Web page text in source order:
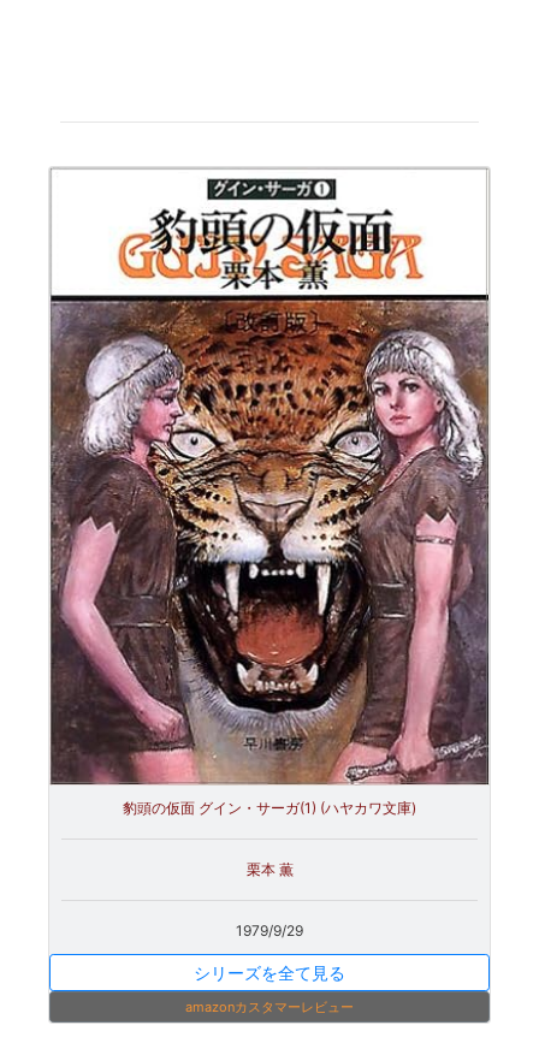
豹頭の仮面 グイン・サーガ(1) (ハヤカワ文庫)
栗本 薫
1979/9/29
シリーズを全て見る
amazonカスタマーレビュー